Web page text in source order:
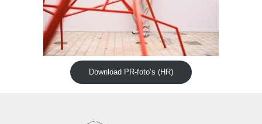
Download PR-foto’s (HR)